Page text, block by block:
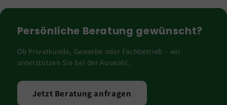
Persönliche Beratung gewünscht?
Ob Privatkunde, Gewerbe oder Fachbetrieb – wir
unterstützen Sie bei der Auswahl.
Jetzt Beratung anfragen